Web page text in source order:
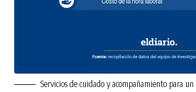
Servicios de cuidado y acompañamiento para